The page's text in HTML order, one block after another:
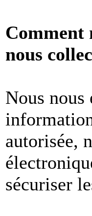
Comment
nous
Nous nous
autorisée,
sécuriser